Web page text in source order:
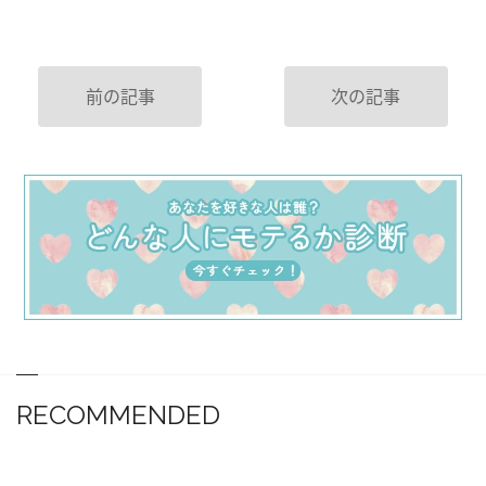
前の記事 次の記事
RECOMMENDED